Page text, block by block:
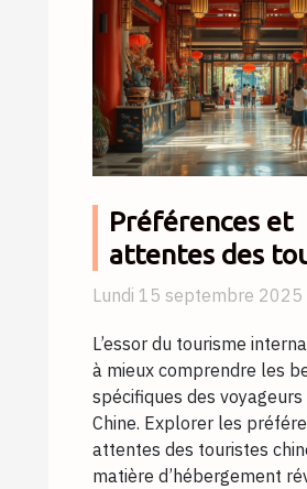
Préférences et
attentes des
chinois en
Lundi 15 septembre 2025
L’essor du tourisme
à mieux comprendre les
spécifiques des voyageurs
Chine. Explorer les
attentes des touristes
matière d’hébergement